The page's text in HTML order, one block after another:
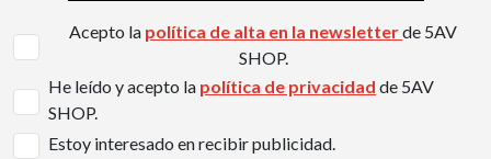
Acepto la política de alta en la newsletterde 5AV
SHOP.
He leído y acepto la política de privacidad de 5AV
SHOP.
Estoy interesado en recibir publicidad.